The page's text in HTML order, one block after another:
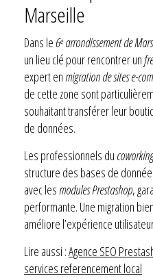
Marseille
Dans le 6ᵉ arrondissement de
un lieu clé pour rencontrer un
expert enmigration de sites e-
de cette zone sont
souhaitant transférer leur
de données.
Les professionnels du coworking
structure des bases de
avec lesmodules Prestashop,
performante. Une migration
améliore l’expérience
Lire aussi :Agence SEO
services referencement local